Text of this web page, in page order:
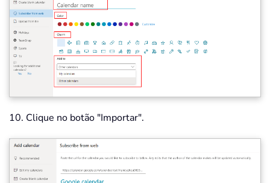
10. Clique no botão "Importar".